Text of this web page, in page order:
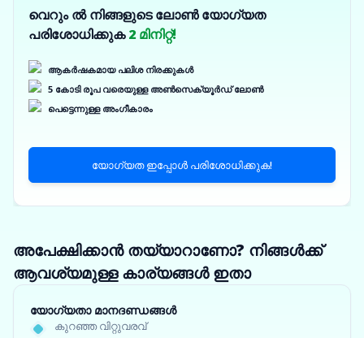
വെറും ൽ നിങ്ങളുടെ ലോൺ യോഗ്യത
പരിശോധിക്കുക2 മിനിറ്റ്!
ആകർഷകമായ പലിശ നിരക്കുകൾ
5 കോടി രൂപ വരെയുള്ള അൺസെക്യൂർഡ് ലോൺ
പെട്ടെന്നുള്ള അംഗീകാരം
യോഗ്യത ഇപ്പോൾ പരിശോധിക്കുക!
അപേക്ഷിക്കാൻ തയ്യാറാണോ? നിങ്ങൾക്ക്
ആവശ്യമുള്ള കാര്യങ്ങൾ ഇതാ
യോഗ്യതാ മാനദണ്ഡങ്ങൾ
കുറഞ്ഞ വിറ്റുവരവ്